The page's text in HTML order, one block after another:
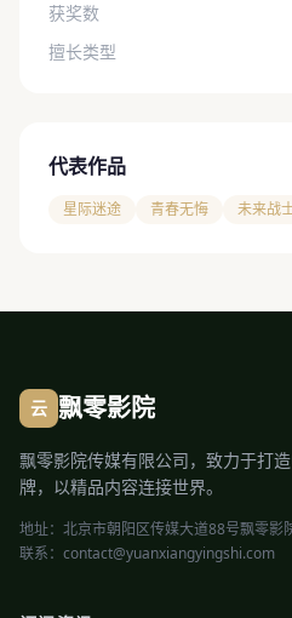
获奖数
擅长类型
代表作品
星际迷途 青春无悔 未来战
云 飘零影院
飘零影院传媒有限公司，致力于打
牌，以精品内容连接世界。
地址：北京市朝阳区传媒大道88号飘零影
联系：contact@yuanxiangyingshi.com